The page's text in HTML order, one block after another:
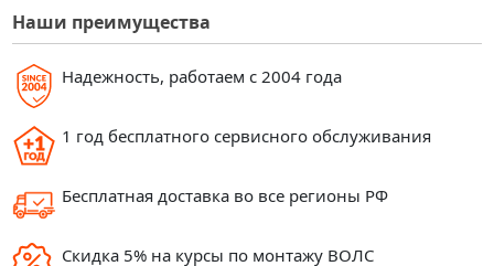
Наши преимущества
Надежность, работаем с 2004 года
1 год бесплатного сервисного обслуживания
Бесплатная доставка во все регионы РФ
Скидка 5% на курсы по монтажу ВОЛС